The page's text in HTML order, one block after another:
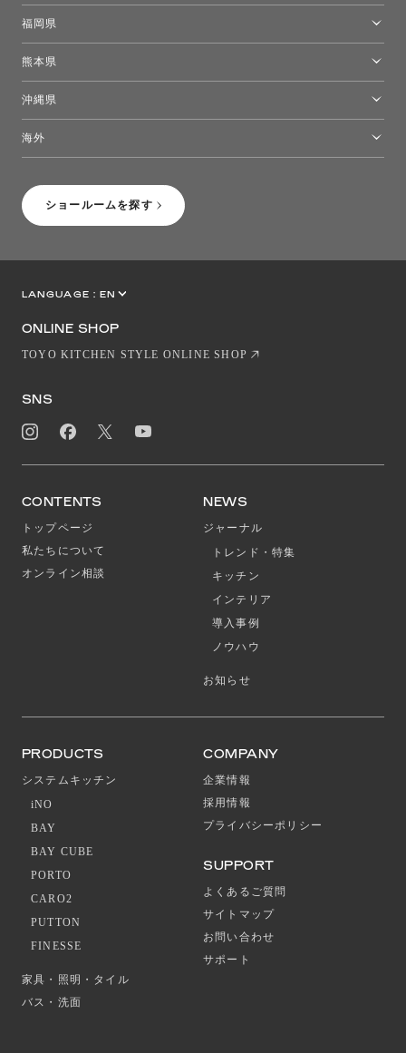
ショールームを探す
福岡県
熊本県
沖縄県
海外
LANGUAGE : EN
ONLINE SHOP
TOYO KITCHEN STYLE ONLINE SHOP
SNS
CONTENTS
トップページ
私たちについて
オンライン相談
NEWS
ジャーナル
トレンド・特集
キッチン
インテリア
導入事例
ノウハウ
お知らせ
PRODUCTS
システムキッチン
iNO
BAY
BAY CUBE
PORTO
CARO2
PUTTON
FINESSE
家具・照明・タイル
バス・洗面
COMPANY
企業情報
採用情報
プライバシーポリシー
SUPPORT
よくあるご質問
サイトマップ
お問い合わせ
サポート